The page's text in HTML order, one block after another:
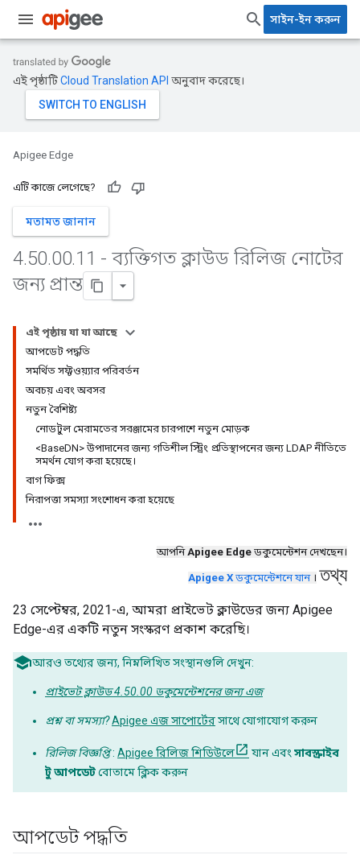
সাইন-ইন করুন
এই পৃষ্ঠাটিCloud Translation API অনুবাদ করেছে।
Apigee Edge
এটি কাজে লেগেছে?
মতামত জানান
4.50.00.11 - ব্যক্তিগত ক্লাউড রিলিজ নোটের
জন্য প্রান্ত
এই পৃষ্ঠায় যা যা আছে
আপডেট পদ্ধতি
সমর্থিত সফ্টওয়্যার পরিবর্তন
অবচয় এবং অবসর
নতুন বৈশিষ্ট্য
নোডটুল মেরামতের সরঞ্জামের চারপাশে নতুন মোড়ক
<BaseDN> উপাদানের জন্য গতিশীল স্ট্রিং প্রতিস্থাপনের জন্য LDAP নীতিতে
সমর্থন যোগ করা হয়েছে।
বাগ ফিক্স
নিরাপত্তা সমস্যা সংশোধন করা হয়েছে
আপনিApigee Edge ডকুমেন্টেশন দেখছেন।
Apigee X ডকুমেন্টেশনে যান। তথ্য
23 সেপ্টেম্বর, 2021-এ, আমরা প্রাইভেট ক্লাউডের জন্য Apigee
Edge-এর একটি নতুন সংস্করণ প্রকাশ করেছি।
আরও তথ্যের জন্য, নিম্নলিখিত সংস্থানগুলি দেখুন:
প্রাইভেট ক্লাউড 4.50.00 ডকুমেন্টেশনের জন্য এজ
প্রশ্ন বা সমস্যা?Apigee এজ সাপোর্টেরসাথে যোগাযোগ করুন
রিলিজ বিজ্ঞপ্তি: Apigee রিলিজ শিডিউলে যান এবং সাবস্ক্রাইব
টু আপডেটবোতামে ক্লিক করুন
আপডেট পদ্ধতি